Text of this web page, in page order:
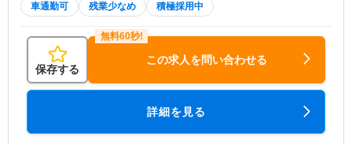
車通勤可 残業少なめ 積極採用中
保存する
この求人を問い合わせる
詳細を見る